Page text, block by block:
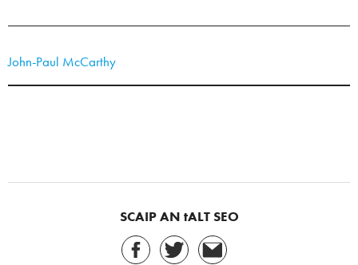
John-Paul McCarthy
SCAIP AN tALT SEO